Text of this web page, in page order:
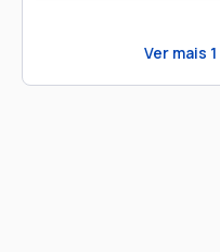
Ver mais 1